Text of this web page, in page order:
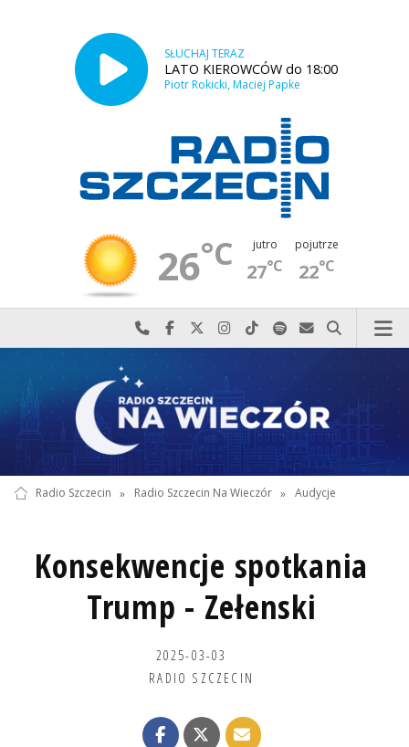
SŁUCHAJ TERAZ
LATO KIEROWCÓW do 18:00
Piotr Rokicki, Maciej Papke
26°C jutro
27°C
pojutrze
22°C
Najlepiej po prostu do nas zadzwoń
Odwiedź nas na Facebook-u
Odwiedź nas na X
Odwiedź nas na Instagram-ie
Odwiedź nas na TikTok-u
Szukaj nas na Spotify
Wyślij do nas
Szukaj
Radio Szczecin » Radio Szczecin Na Wieczór » Audycje
Konsekwencje spotkania
Trump - Zełenski
2025-03-03
RADIO SZCZECIN